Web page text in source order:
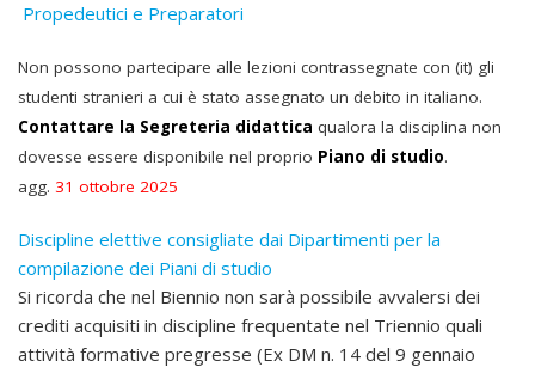
Propedeutici e Preparatori
Non possono partecipare alle lezioni contrassegnate con (it) gli
studenti stranieri a cui è stato assegnato un debito in italiano.
Contattare la Segreteria didattica qualora la disciplina non
dovesse essere disponibile nel proprio Piano di studio.
agg. 31 ottobre 2025
Discipline elettive consigliate dai Dipartimenti per la
compilazione dei Piani di studio
Si ricorda che nel Biennio non sarà possibile avvalersi dei
crediti acquisiti in discipline frequentate nel Triennio quali
attività formative pregresse (Ex DM n. 14 del 9 gennaio